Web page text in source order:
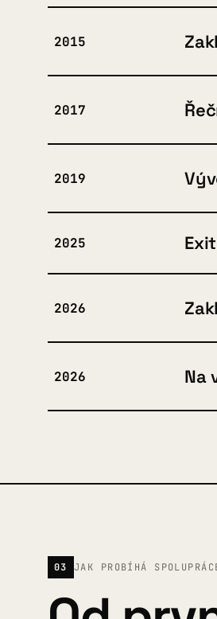
2015
2017
2019
2025
2026
2026 Na
03 JAK PROBÍHÁ